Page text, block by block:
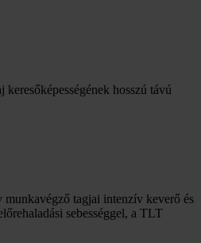
hosszú távú
munkavégző tagjai intenzív keverő és
sebességgel, a TLT